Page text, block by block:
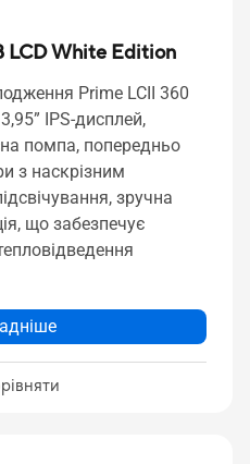
LCD White Edition
Prime LCII 360
IPS-дисплей,
помпа, попередньо
з наскрізним
зручна
що забезпечує